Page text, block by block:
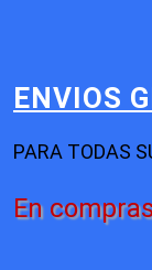
ENVIOS
PARA TODAS
En